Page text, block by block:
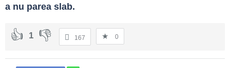
a nu parea slab.
1 167 0